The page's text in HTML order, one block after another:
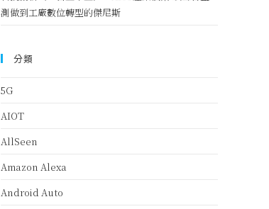
測做到工廠數位轉型的傑尼斯
分類
5G
AIOT
AllSeen
Amazon Alexa
Android Auto